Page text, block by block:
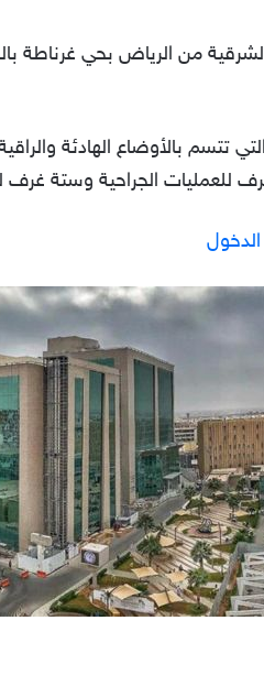
وتوجد في الناحية الشرقية من
بالأوضاع الهادئة
للعمليات الجراحية وستة غرف
الدخول